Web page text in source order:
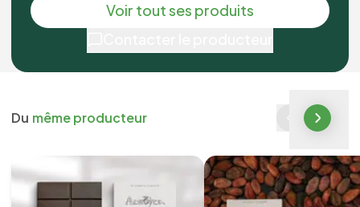
Voir tout ses produits
Du même producteur